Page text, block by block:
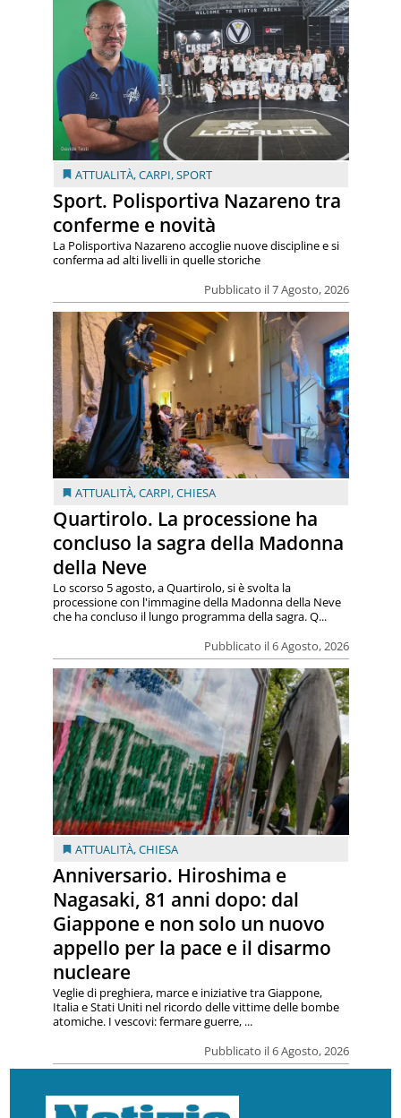
ATTUALITÀ,CARPI,SPORT
Sport. Polisportiva Nazareno tra
conferme e novità
Pubblicato il 7 Agosto, 2026
La Polisportiva Nazareno accoglie nuove discipline e si
conferma ad alti livelli in quelle storiche
ATTUALITÀ,CARPI,CHIESA
Quartirolo. La processione ha
concluso la sagra della Madonna
della Neve
Pubblicato il 6 Agosto, 2026
Lo scorso 5 agosto, a Quartirolo, si è svolta la
processione con l'immagine della Madonna della Neve
che ha concluso il lungo programma della sagra. Q...
ATTUALITÀ,CHIESA
Anniversario. Hiroshima e
Nagasaki, 81 anni dopo: dal
Giappone e non solo un nuovo
appello per la pace e il disarmo
nucleare
Pubblicato il 6 Agosto, 2026
Veglie di preghiera, marce e iniziative tra Giappone,
Italia e Stati Uniti nel ricordo delle vittime delle bombe
atomiche. I vescovi: fermare guerre, ...